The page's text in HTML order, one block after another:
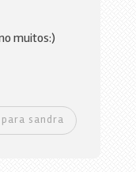
muitos:)
sandra